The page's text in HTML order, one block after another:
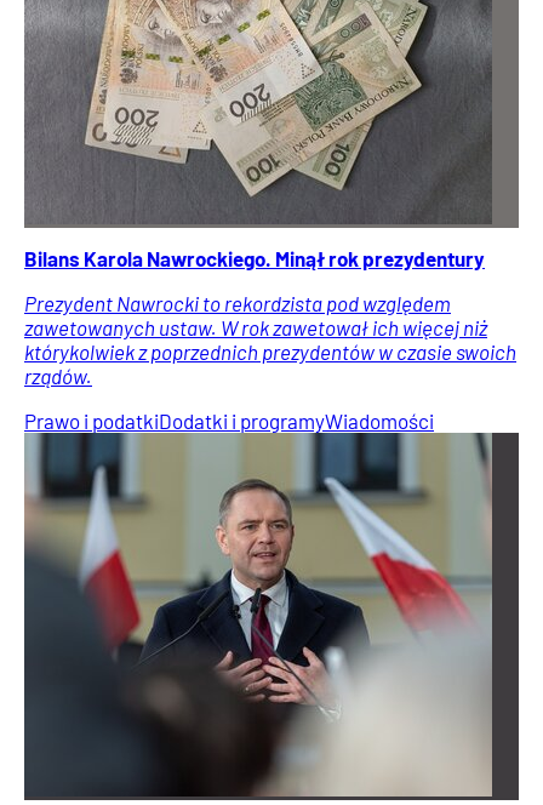
Bilans Karola Nawrockiego. Minął rok prezydentury
Prezydent Nawrocki to rekordzista pod względem
zawetowanych ustaw. W rok zawetował ich więcej niż
którykolwiek z poprzednich prezydentów w czasie swoich
rządów.
Prawo i podatkiDodatki i programyWiadomości